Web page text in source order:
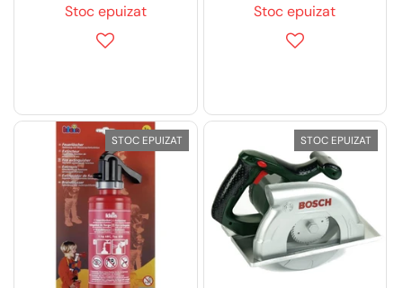
Stoc epuizat Stoc epuizat
STOC EPUIZAT STOC EPUIZAT